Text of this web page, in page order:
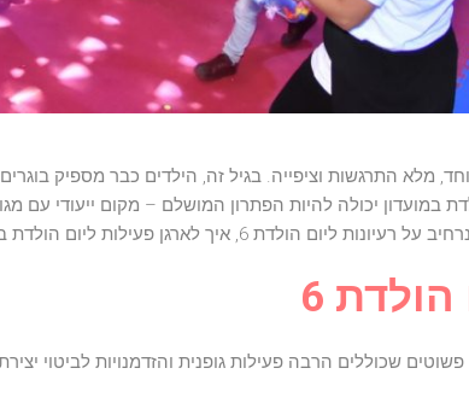
6 הוא אירוע מיוחד, מלא התרגשות וציפייה. בגיל זה, הילדים כבר
במועדון יכולה להיות הפתרון המושלם – מקום ייעודי עם
בגיל 6, וגם איך לבחור מפעיל ליום הולדת 6 שיתאים בדיוק לצרכים שלכם.
6